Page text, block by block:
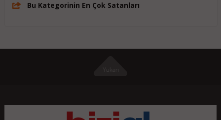
Bu Kategorinin En Çok Satanları